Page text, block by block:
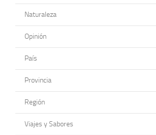
Naturaleza
Opinión
País
Provincia
Región
Viajes y Sabores